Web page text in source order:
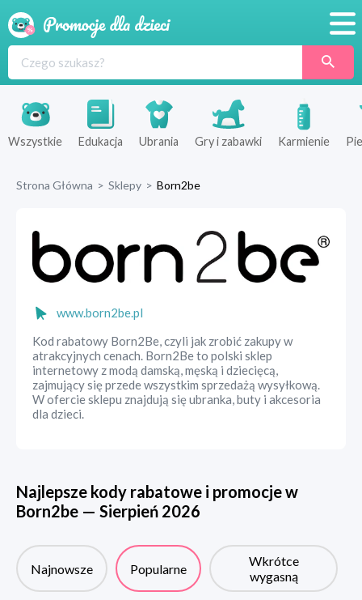
Produkty
Sklepy
Wszystkie Edukacja Ubrania Gry i zabawki Karmienie
Strona Główna > Sklepy > Born2be
www.born2be.pl
Kod rabatowy Born2Be, czyli jak zrobić zakupy w
atrakcyjnych cenach. Born2Be to polski sklep
internetowy z modą damską, męską i dziecięcą,
zajmujący się przede wszystkim sprzedażą wysyłkową.
W ofercie sklepu znajdują się ubranka, buty i akcesoria
dla dzieci.
Najlepsze kody rabatowe i promocje w
Born2be — Sierpień 2026
Najnowsze Popularne
Wkrótce
wygasną